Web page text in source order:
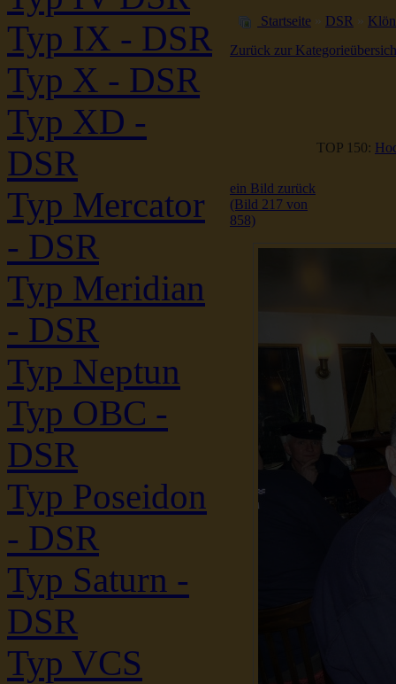
Typ IX - DSR
Typ X - DSR
Typ XD -
DSR
Typ Mercator
- DSR
Typ Meridian
- DSR
Typ Neptun
Typ OBC -
DSR
Typ Poseidon
- DSR
Typ Saturn -
DSR
Typ VCS
Startseite » DSR »
Zurück zur
TOP 150:
ein Bild zurück
(Bild 217 von
858)